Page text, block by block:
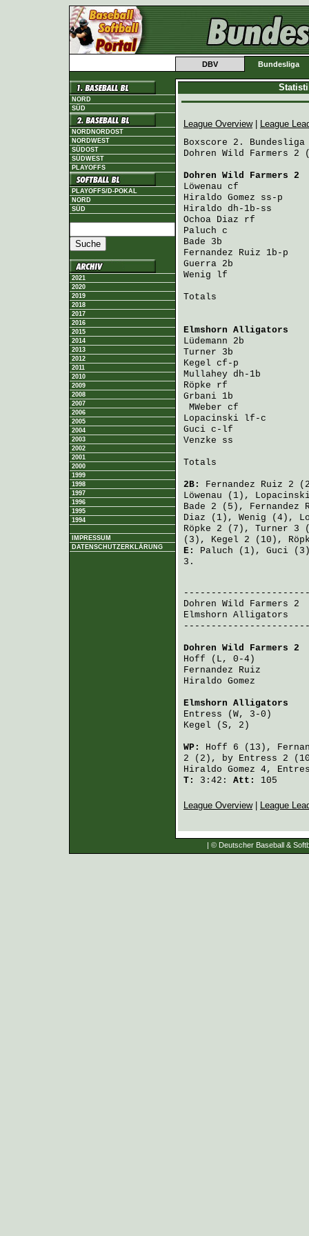
DBV Bundesliga
NORD
SÜD
NORDNORDOST
NORDWEST
SÜDOST
SÜDWEST
PLAYOFFS
PLAYOFFS/D-POKAL
NORD
SÜD
2021
2020
2019
2018
2017
2016
2015
2014
2013
2012
2011
2010
2009
2008
2007
2006
2005
2004
2003
2002
2001
2000
1999
1998
1997
1996
1995
1994
IMPRESSUM
DATENSCHUTZERKLÄRUNG
League Overview|
League
Boxscore 2.
Dohren Wild Farmers
Dohren Wild Farmers 2
Löwenau cf
Hiraldo Gomez ss-p
Hiraldo dh-1b-ss
Ochoa Diaz rf
Paluch c
Bade 3b
Fernandez Ruiz 1b-p
Guerra 2b
Wenig lf
Totals
Elmshorn Alligators
Lüdemann 2b
Turner 3b
Kegel cf-p
Mullahey dh-1b
Röpke rf
Grbani 1b
MWeber cf
Lopacinski lf-c
Guci c-lf
Venzke ss
Totals
2B: Fernandez Ruiz 2
Löwenau (1),
Bade 2 (5), Fernandez
Diaz (1), Wenig (4),
Röpke 2 (7), Turner 3
(3), Kegel 2 (10),
E: Paluch (1), Guci
3.
Dohren Wild Farmers 2
Elmshorn Alligators
Dohren Wild Farmers 2
Hoff (L, 0-4)
Fernandez Ruiz
Hiraldo Gomez
Elmshorn Alligators
Entress (W, 3-0)
Kegel (S, 2)
WP: Hoff 6 (13),
2 (2), by Entress 2
Hiraldo Gomez 4,
T:
3:42: Att: 105
League Overview| League
| © Deutscher Baseball &